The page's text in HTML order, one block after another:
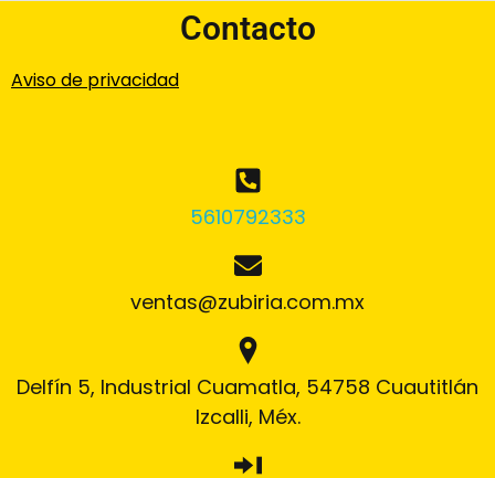
Contacto
Aviso de privacidad
5610792333
ventas@zubiria.com.mx
Delfín 5, Industrial Cuamatla, 54758 Cuautitlán
Izcalli, Méx.